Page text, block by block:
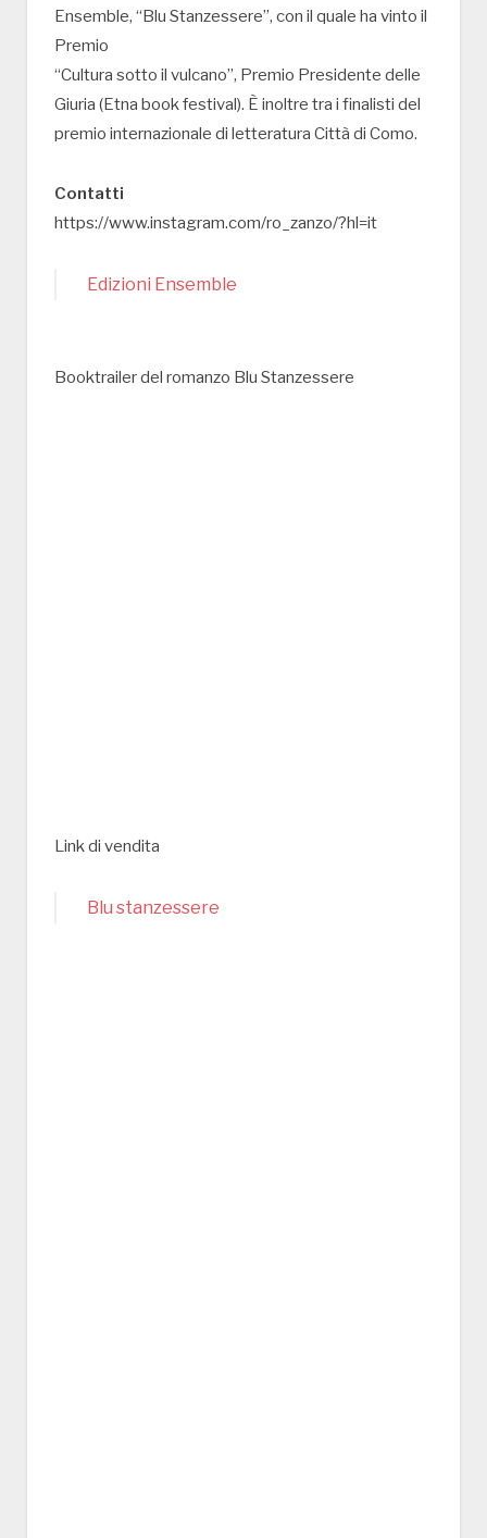
Ensemble, “Blu Stanzessere”, con il quale ha vinto il
Premio
“Cultura sotto il vulcano”, Premio Presidente delle
Giuria (Etna book festival). È inoltre tra i finalisti del
premio internazionale di letteratura Città di Como.
Contatti
https://www.instagram.com/ro_zanzo/?hl=it
Edizioni Ensemble
Booktrailer del romanzo Blu Stanzessere
Link di vendita
Blu stanzessere